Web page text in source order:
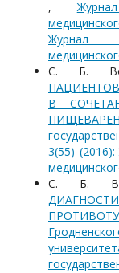
,
Журнал
С. Б.
В
3(55)
С. Б.